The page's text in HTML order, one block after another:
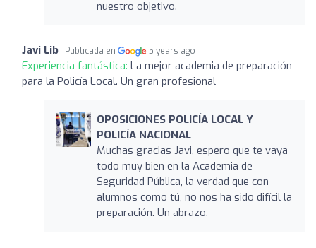
nuestro objetivo.
Javi Lib Publicada en 5 years ago
Experiencia fantástica: La mejor academia de preparación
para la Policía Local. Un gran profesional
OPOSICIONES POLICÍA LOCAL Y
POLICÍA NACIONAL
Muchas gracias Javi, espero que te vaya
todo muy bien en la Academia de
Seguridad Pública, la verdad que con
alumnos como tú, no nos ha sido difícil la
preparación. Un abrazo.